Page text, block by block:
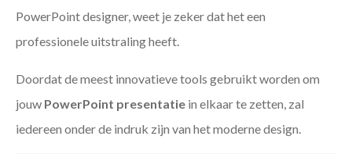
PowerPoint designer, weet je zeker dat het een
professionele uitstraling heeft.
Doordat de meest innovatieve tools gebruikt worden om
jouw PowerPoint presentatie in elkaar te zetten, zal
iedereen onder de indruk zijn van het moderne design.